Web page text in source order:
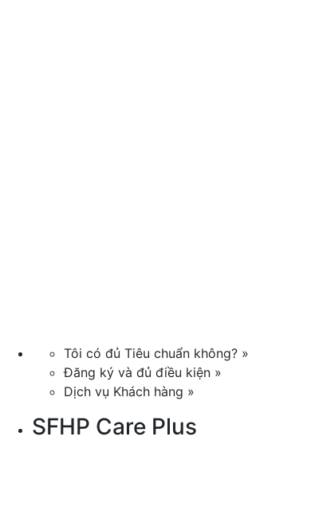
Tôi có đủ Tiêu chuẩn không? »
Đăng ký và đủ điều kiện »
Dịch vụ Khách hàng »
SFHP Care Plus